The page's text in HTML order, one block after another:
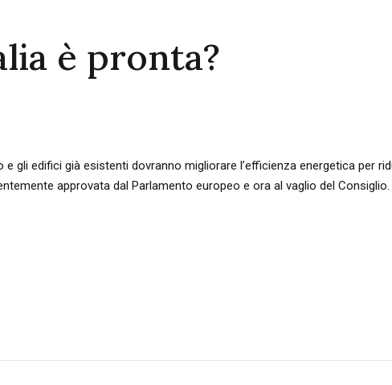
è pronta?
e gli edifici già esistenti dovranno migliorare l’efficienza energetica per
approvata dal Parlamento europeo e ora al vaglio del